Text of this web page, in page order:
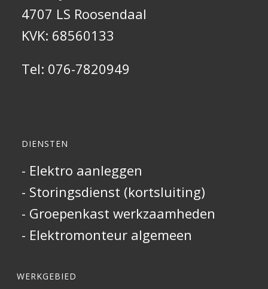
4707 LS Roosendaal
KVK: 68560133
Tel: 076-7820949
DIENSTEN
- Elektro aanleggen
- Storingsdienst (kortsluiting)
- Groepenkast werkzaamheden
- Elektromonteur algemeen
WERKGEBIED